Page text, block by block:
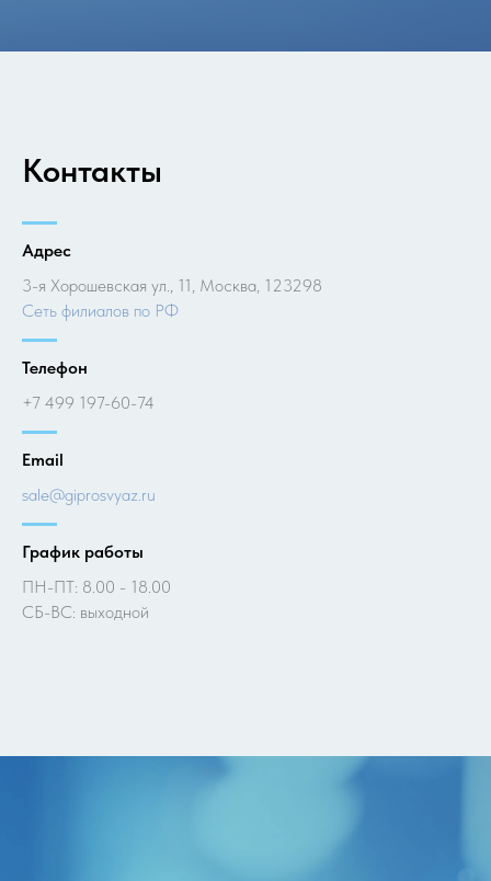
Контакты
Адрес
3-я Хорошевская ул., 11, Москва, 123298
Cеть филиалов по РФ
Телефон
+7 499 197-60-74
Email
sale@giprosvyaz.ru
График работы
ПН-ПТ: 8.00 - 18.00
СБ-ВС: выходной